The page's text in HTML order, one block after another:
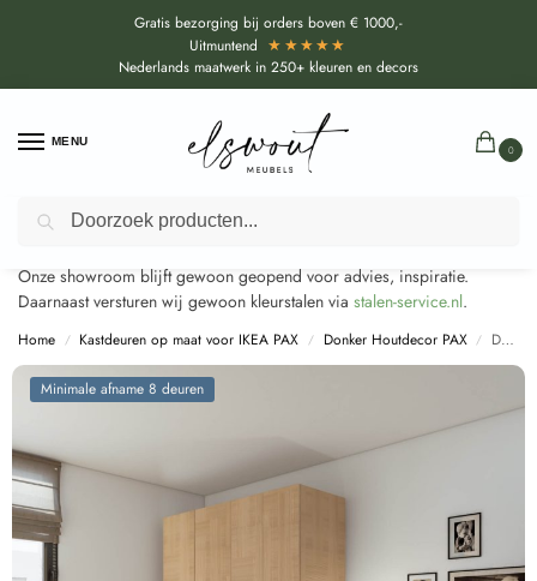
Gratis bezorging bij orders boven € 1000,-
Uitmuntend ★★★★★
Nederlands maatwerk in 250+ kleuren en decors
MENU
0
Door de bouwvakperiode geldt voor alle collecties momenteel een
EXTRA levertijd van circa 3-4 weken bovenop de reguliere levertijd.
Onze showroom blijft gewoon geopend voor advies, inspiratie.
Daarnaast versturen wij gewoon kleurstalen via stalen-service.nl.
Home / Kastdeuren op maat voor IKEA PAX / Donker Houtdecor PAX / Decolegno Jiometori Licht Bruin Eiken voor Ikea Pax (S191)
Minimale afname 8 deuren